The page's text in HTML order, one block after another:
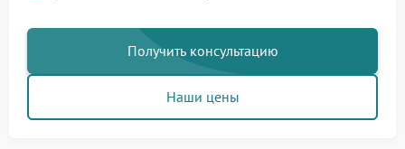
Получить консультацию
Наши цены